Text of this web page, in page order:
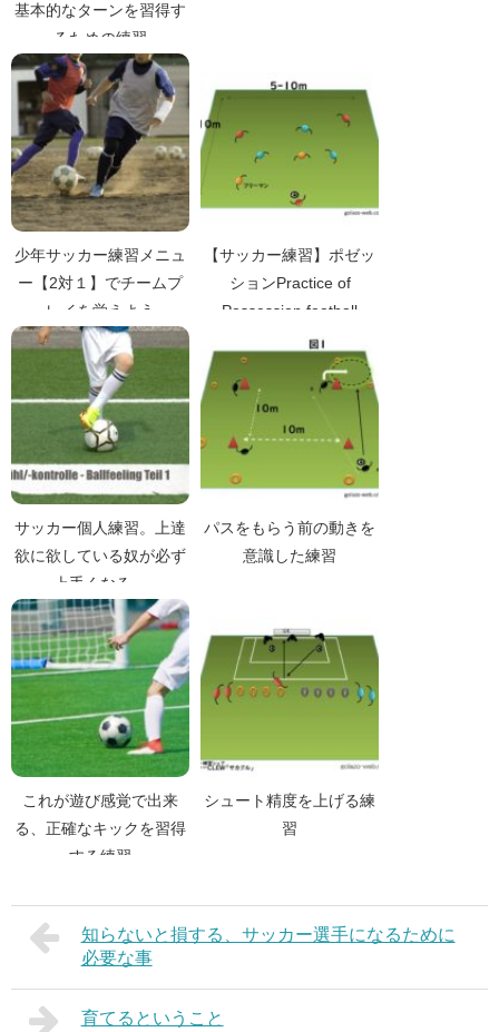
基本的なターンを習得す
るための練習
少年サッカー練習メニュ
ー【2対１】でチームプ
レイを覚えよう
【サッカー練習】ポゼッ
ションPractice of
Possession football
サッカー個人練習。上達
欲に欲している奴が必ず
上手くなる。
パスをもらう前の動きを
意識した練習
これが遊び感覚で出来
る、正確なキックを習得
する練習
シュート精度を上げる練
習
知らないと損する、サッカー選手になるために
必要な事
育てるということ